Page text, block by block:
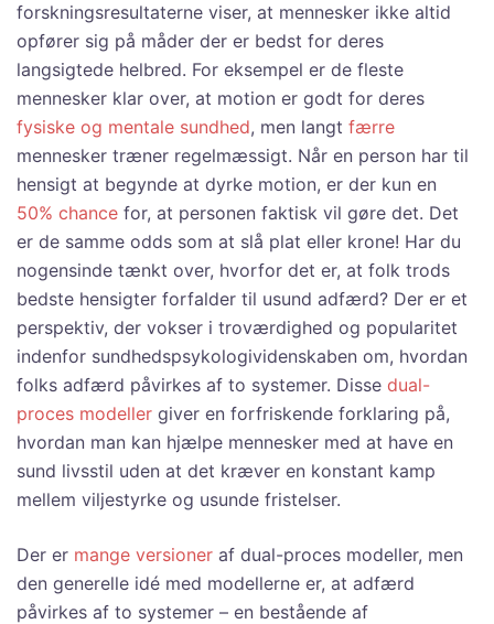
forskningsresultaterne viser, at mennesker ikke altid
opfører sig på måder der er bedst for deres
langsigtede helbred. For eksempel er de fleste
mennesker klar over, at motion er godt for deres
fysiske og mentale sundhed, men langt færre
mennesker træner regelmæssigt. Når en person har til
hensigt at begynde at dyrke motion, er der kun en
50% chance for, at personen faktisk vil gøre det. Det
er de samme odds som at slå plat eller krone! Har du
nogensinde tænkt over, hvorfor det er, at folk trods
bedste hensigter forfalder til usund adfærd? Der er et
perspektiv, der vokser i troværdighed og popularitet
indenfor sundhedspsykologividenskaben om, hvordan
folks adfærd påvirkes af to systemer. Disse dual-
proces modeller giver en forfriskende forklaring på,
hvordan man kan hjælpe mennesker med at have en
sund livsstil uden at det kræver en konstant kamp
mellem viljestyrke og usunde fristelser.
Der er mange versioner af dual-proces modeller, men
den generelle idé med modellerne er, at adfærd
påvirkes af to systemer – en bestående af